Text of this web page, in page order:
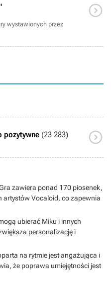
wystawionych przez

pozytywne (23 283) 
zawiera ponad 170 piosenek,
artystów Vocaloid, co zapewnia
ubierać Miku i innych
personalizację i
na rytmie jest angażująca i
że poprawa umiejętności jest